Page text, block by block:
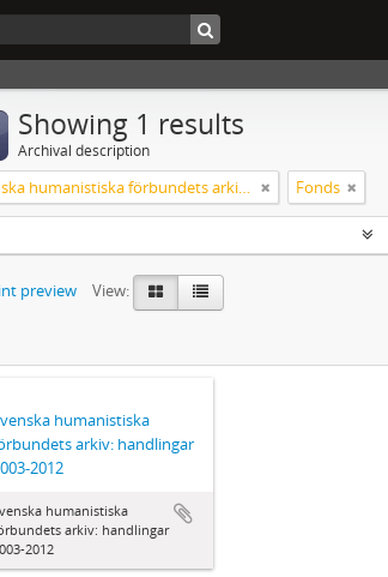
Showing 1 results
Archival description
Svenska humanistiska förbundets arkiv: handlingar 2003-2012 Fonds
preview
View:
humanistiska
arkiv: handlingar
2012
humanistiska
arkiv: handlingar
2012